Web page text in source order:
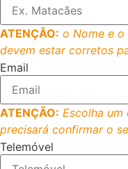
ATENÇÃO: o Nome e
devem estar corretos
Email
ATENÇÃO: Escolha
precisará confirmar o
Telemóvel